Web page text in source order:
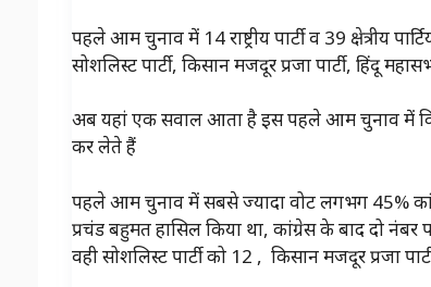
पहले आम चुनाव में 14 राष्ट्रीय पार्टी व 39 क्षेत्रीय
सोशलिस्ट पार्टी, किसान मजदूर प्रजा पार्टी, हिंदू
अब यहां एक सवाल आता है इस पहले आम चुनाव में
कर लेते हैं
पहले आम चुनाव में सबसे ज्यादा वोट लगभग 45%
प्रचंड बहुमत हासिल किया था, कांग्रेस के बाद दो
वही सोशलिस्ट पार्टी को 12 , किसान मजदूर प्रजा